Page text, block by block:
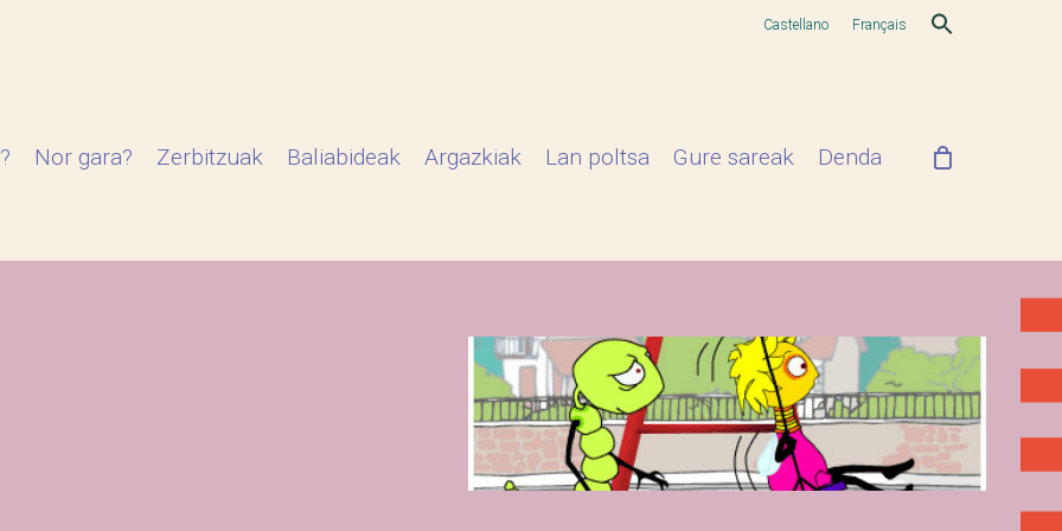
Castellano Français
Nor gara? Zerbitzuak Baliabideak Argazkiak Lan poltsa Gure sareak Denda